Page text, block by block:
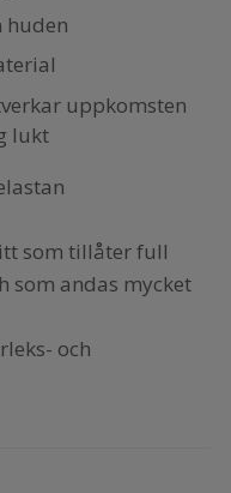
huden
uppkomsten
lukt
som tillåter full
som andas mycket
och